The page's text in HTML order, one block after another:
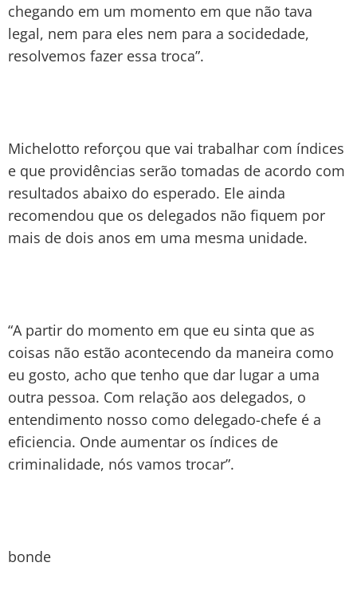
chegando em um momento em que não tava
legal, nem para eles nem para a socidedade,
resolvemos fazer essa troca”.
Michelotto reforçou que vai trabalhar com índices
e que providências serão tomadas de acordo com
resultados abaixo do esperado. Ele ainda
recomendou que os delegados não fiquem por
mais de dois anos em uma mesma unidade.
“A partir do momento em que eu sinta que as
coisas não estão acontecendo da maneira como
eu gosto, acho que tenho que dar lugar a uma
outra pessoa. Com relação aos delegados, o
entendimento nosso como delegado-chefe é a
eficiencia. Onde aumentar os índices de
criminalidade, nós vamos trocar”.
bonde